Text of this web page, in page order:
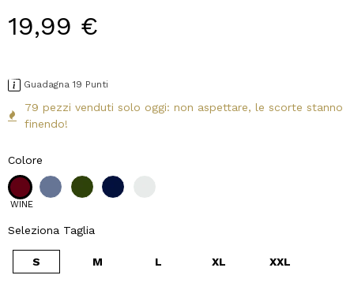
19,99 €
Guadagna 19 Punti
79 pezzi venduti solo oggi: non aspettare, le scorte stanno
finendo!
Colore
WINE
Seleziona Taglia
S M L XL XXL